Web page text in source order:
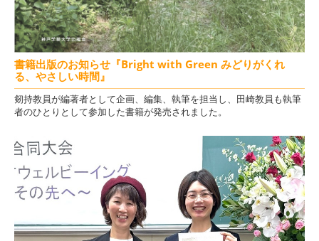
書籍出版のお知らせ『Bright with Green みどりがくれ
る、やさしい時間』
剱持教員が編著者として企画、編集、執筆を担当し、田崎教員も執筆
者のひとりとして参加した書籍が発売されました。